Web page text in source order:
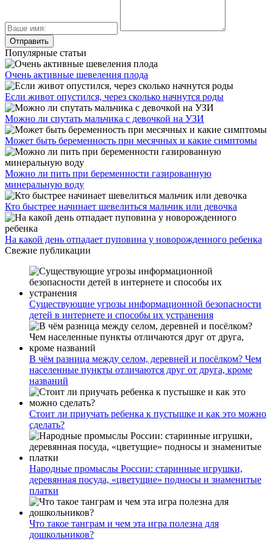
Популярные статьи
Очень активные шевеления плода
Если живот опустился, через сколько начнутся роды
Можно ли спутать мальчика с девочкой на УЗИ
Может быть беременность при месячных и какие симптомы
Можно ли пить при беременности газированную
минеральную воду
Кто быстрее начинает шевелиться мальчик или девочка
На какой день отпадает пуповина у новорожденного ребенка
Свежие публикации
Существующие угрозы информационной безопасности
детей в интернете и способы их устранения
В чём разница между селом, деревней и посёлком? Чем
населенные пункты отличаются друг от друга, кроме
названий
Стоит ли приучать ребенка к пустышке и как это можно
сделать?
Народные промыслы России: старинные игрушки,
деревянная посуда, «цветущие» подносы и знаменитые
платки
Что такое танграм и чем эта игра полезна для
дошкольников?